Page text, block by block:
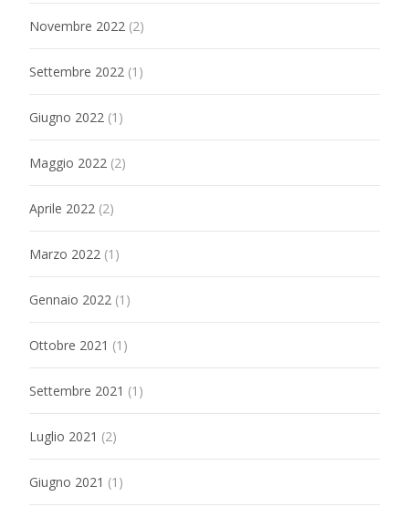
Novembre 2022 (2)
Settembre 2022 (1)
Giugno 2022 (1)
Maggio 2022 (2)
Aprile 2022 (2)
Marzo 2022 (1)
Gennaio 2022 (1)
Ottobre 2021 (1)
Settembre 2021 (1)
Luglio 2021 (2)
Giugno 2021 (1)